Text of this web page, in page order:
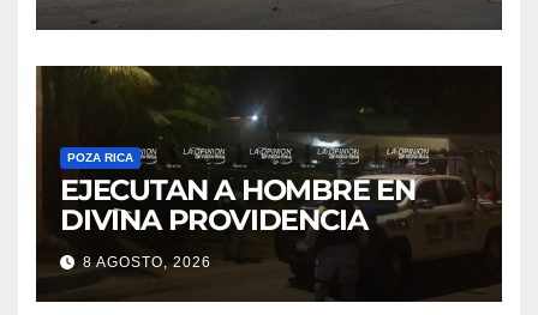
POZA RICA
EJECUTAN A HOMBRE EN
DIVINA PROVIDENCIA
8 AGOSTO, 2026